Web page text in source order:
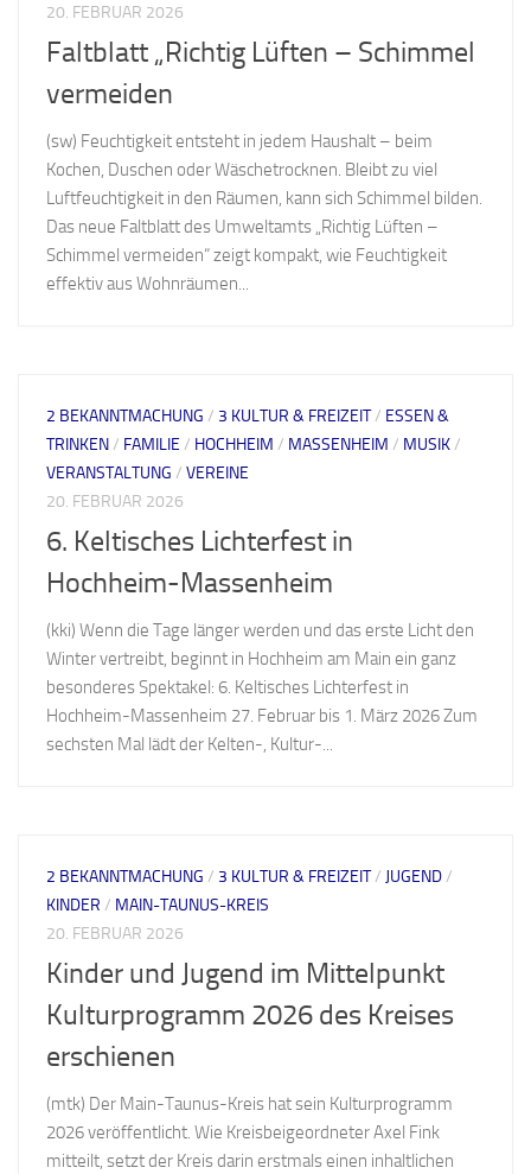
20. FEBRUAR 2026
Faltblatt „Richtig Lüften – Schimmel
vermeiden
(sw) Feuchtigkeit entsteht in jedem Haushalt – beim
Kochen, Duschen oder Wäschetrocknen. Bleibt zu viel
Luftfeuchtigkeit in den Räumen, kann sich Schimmel bilden.
Das neue Faltblatt des Umweltamts „Richtig Lüften –
Schimmel vermeiden“ zeigt kompakt, wie Feuchtigkeit
effektiv aus Wohnräumen...
2 BEKANNTMACHUNG / 3 KULTUR & FREIZEIT/ ESSEN &
TRINKEN/ FAMILIE / HOCHHEIM / MASSENHEIM / MUSIK/
VERANSTALTUNG / VEREINE
20. FEBRUAR 2026
6. Keltisches Lichterfest in
Hochheim-Massenheim
(kki) Wenn die Tage länger werden und das erste Licht den
Winter vertreibt, beginnt in Hochheim am Main ein ganz
besonderes Spektakel: 6. Keltisches Lichterfest in
Hochheim-Massenheim 27. Februar bis 1. März 2026 Zum
sechsten Mal lädt der Kelten-, Kultur-...
2 BEKANNTMACHUNG / 3 KULTUR & FREIZEIT/ JUGEND/
KINDER / MAIN-TAUNUS-KREIS
20. FEBRUAR 2026
Kinder und Jugend im Mittelpunkt
Kulturprogramm 2026 des Kreises
erschienen
(mtk) Der Main-Taunus-Kreis hat sein Kulturprogramm
2026 veröffentlicht. Wie Kreisbeigeordneter Axel Fink
mitteilt, setzt der Kreis darin erstmals einen inhaltlichen